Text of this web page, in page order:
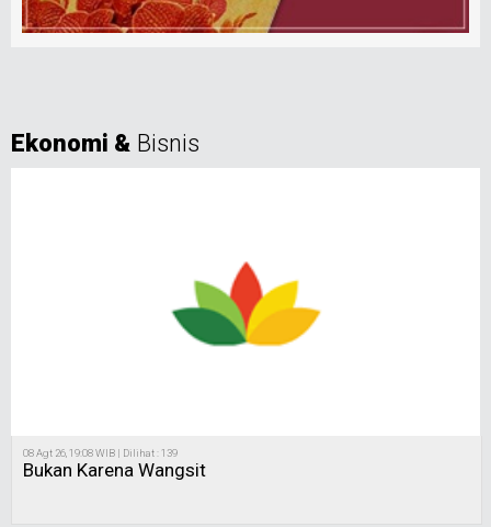
Ekonomi & Bisnis
08 Agt 26, 19:08 WIB | Dilihat : 139
Bukan Karena Wangsit